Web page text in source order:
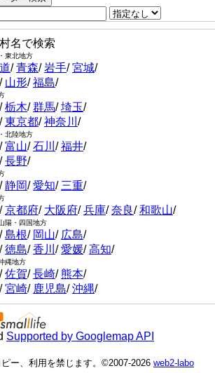
名で検索
東北地方
/青森/岩手/宮城/
/ 山形/福島/
/栃木/群馬/埼玉/
/東京都/神奈川 /
北陸地方
/富山/石川 /福井/
/長野/
/静岡/愛知/ 三重/
/京都府/ 大阪府/兵庫/奈良/和歌山/
陽・四国地方
/島根/ 岡山/ 広島/
/徳島/香川 /愛媛/高知/
縄地方
/佐賀/長崎/熊本/
/宮崎/ 鹿児島/沖縄/
Supported by Googlemap API
ー、利用を禁じます。©2007-2026 web2-labo